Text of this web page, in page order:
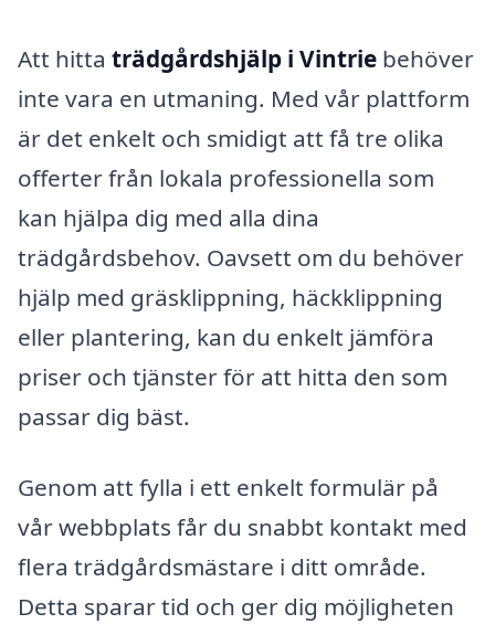
Att hitta trädgårdshjälp i Vintrie behöver
inte vara en utmaning. Med vår plattform
är det enkelt och smidigt att få tre olika
offerter från lokala professionella som
kan hjälpa dig med alla dina
trädgårdsbehov. Oavsett om du behöver
hjälp med gräsklippning, häckklippning
eller plantering, kan du enkelt jämföra
priser och tjänster för att hitta den som
passar dig bäst.
Genom att fylla i ett enkelt formulär på
vår webbplats får du snabbt kontakt med
flera trädgårdsmästare i ditt område.
Detta sparar tid och ger dig möjligheten